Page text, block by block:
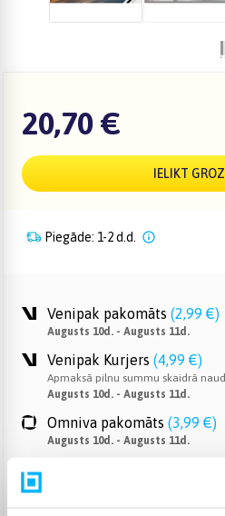
20,70 €
IELIKT
Piegāde: 1-2 d.d.
Venipak pakomāts (2,99 €)
Augusts 10d. - Augusts 11d.
Venipak Kurjers (4,99 €)
Apmaksā pilnu summu skaidrā
Augusts 10d. - Augusts 11d.
Omniva pakomāts (3,99 €)
Augusts 10d. - Augusts 11d.